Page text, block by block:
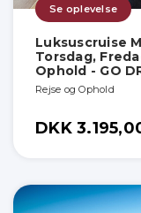
Se oplevelse
Luksuscruise
Torsdag,
Ophold - GO
Rejse og Ophold
DKK